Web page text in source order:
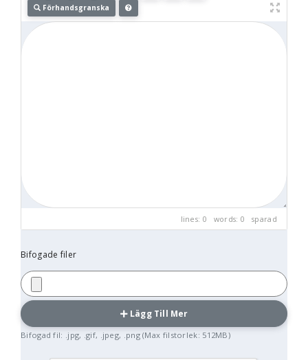
Förhandsgranska
lines: 0 words: 0sparad
Bifogade filer
Lägg Till Mer
Bifogad fil: .jpg, .gif, .jpeg, .png (Max filstorlek: 512MB)